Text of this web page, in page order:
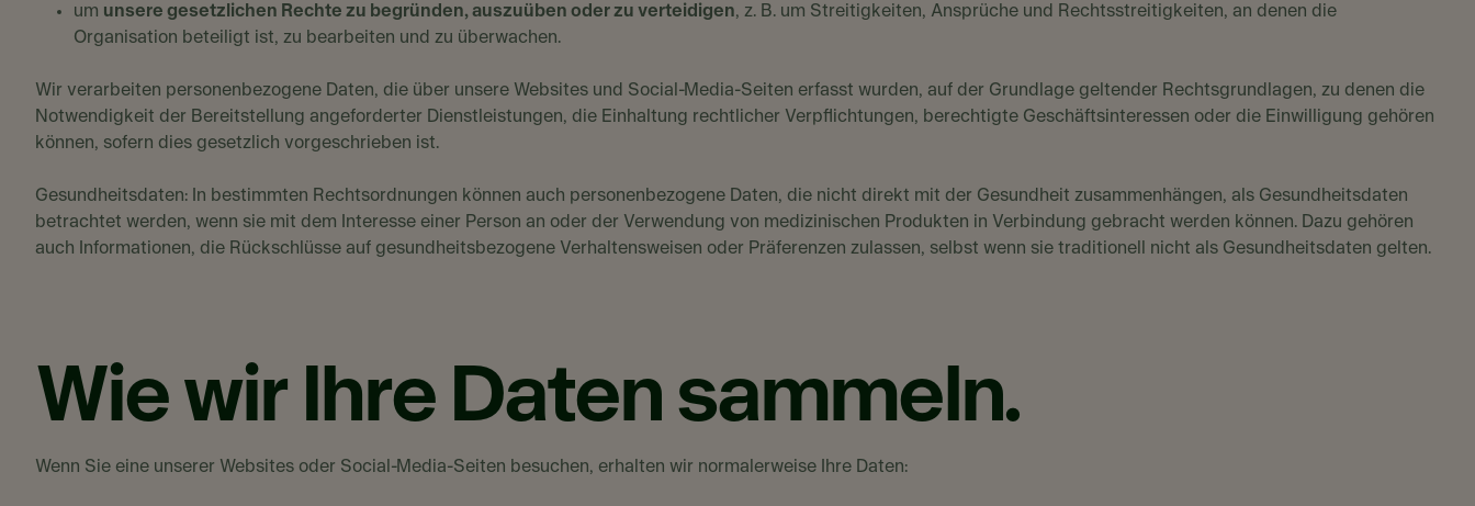
um unsere gesetzlichen Rechte zu begründen, auszuüben oder zu verteidigen, z. B. um Streitigkeiten, Ansprüche und Rechtsstreitigkeiten, an denen die
Organisation beteiligt ist, zu bearbeiten und zu überwachen.
Wir verarbeiten personenbezogene Daten, die über unsere Websites und Social-Media-Seiten erfasst wurden, auf der Grundlage geltender Rechtsgrundlagen, zu denen die
Notwendigkeit der Bereitstellung angeforderter Dienstleistungen, die Einhaltung rechtlicher Verpflichtungen, berechtigte Geschäftsinteressen oder die Einwilligung gehören
können, sofern dies gesetzlich vorgeschrieben ist.
Gesundheitsdaten: In bestimmten Rechtsordnungen können auch personenbezogene Daten, die nicht direkt mit der Gesundheit zusammenhängen, als Gesundheitsdaten
betrachtet werden, wenn sie mit dem Interesse einer Person an oder der Verwendung von medizinischen Produkten in Verbindung gebracht werden können. Dazu gehören
auch Informationen, die Rückschlüsse auf gesundheitsbezogene Verhaltensweisen oder Präferenzen zulassen, selbst wenn sie traditionell nicht als Gesundheitsdaten gelten.
Wie wir Ihre Daten sammeln.
Wenn Sie eine unserer Websites oder Social-Media-Seiten besuchen, erhalten wir normalerweise Ihre Daten: